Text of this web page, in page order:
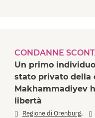
CONDANNE
Un primo
stato privato della
Makhammadiyev
libertà
Regione di Orenburg,